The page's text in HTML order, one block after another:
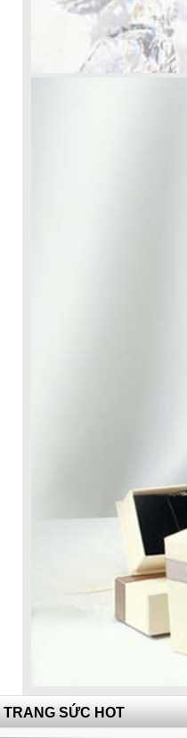
TRANG SỨC HOT